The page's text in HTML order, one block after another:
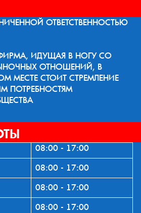
ОТВЕТСТВЕННОСТЬЮ
ИДУЩАЯ В НОГУ СО
ОТНОШЕНИЙ, В
МЕСТЕ СТОИТ СТРЕМЛЕНИЕ
ПОТРЕБНОСТЯМ
08:00 - 17:00
08:00 - 17:00
08:00 - 17:00
08:00 - 17:00